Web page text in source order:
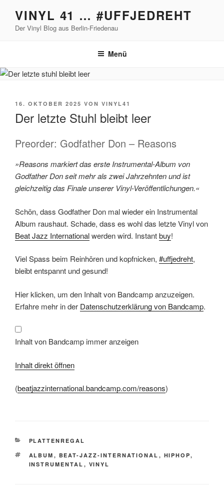
Inhalt
springen
VINYL 41 … #UFFJEDREHT
Der Vinyl Blog aus Berlin-Friedenau
Menü
VERÖFFENTLICHT
16. OKTOBER 2025 VON VINYL41
Der letzte Stuhl bleibt leer
Preorder: Godfather Don – Reasons
»Reasons markiert das erste Instrumental-Album von
Godfather Don seit mehr als zwei Jahrzehnten und ist
gleichzeitig das Finale unserer Vinyl-Veröffentlichungen.«
Schön, dass Godfather Don mal wieder ein Instrumental
Album raushaut. Schade, dass es wohl das letzte Vinyl von
Beat Jazz Internationalwerden wird. Instantbuy!
Viel Spass beim Reinhören und kopfnicken, #uffjedreht,
bleibt entspannt und gesund!
Inhalt
von
Bandcamp
anzeigen
Hier klicken, um den Inhalt von Bandcamp anzuzeigen.
Erfahre mehr in der Datenschutzerklärung von Bandcamp.
Inhalt von Bandcamp immer anzeigen
Inhalt direkt öffnen
(beatjazzinternational.bandcamp.com/reasons)
KATEGORIEN
PLATTENREGAL
SCHLAGWÖRTER
ALBUM , BEAT-JAZZ-INTERNATIONAL , HIPHOP,
INSTRUMENTAL , VINYL